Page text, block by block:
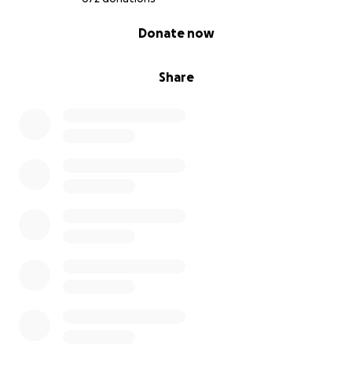
Share
Donate now